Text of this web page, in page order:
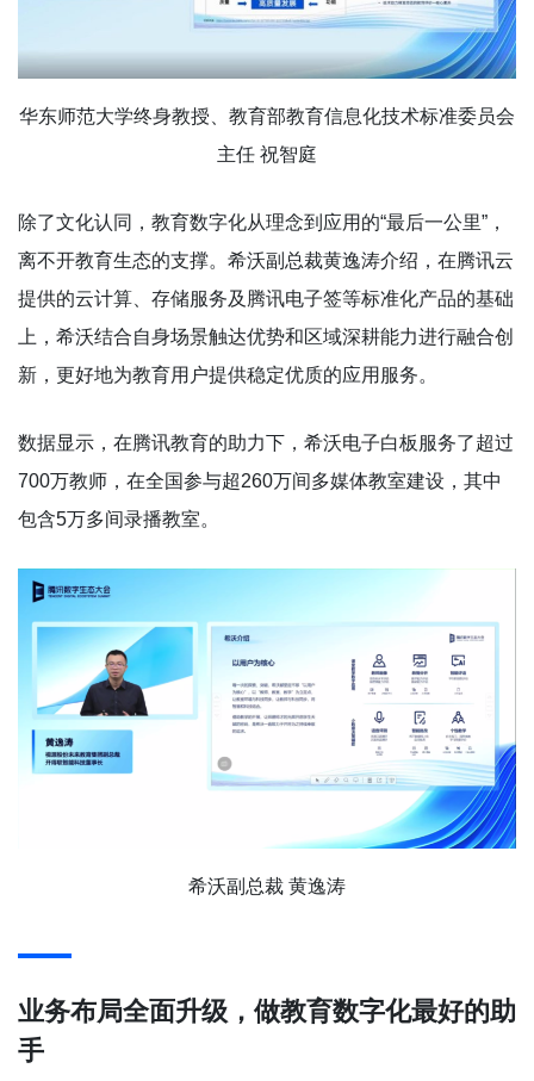
华东师范大学终身教授、教育部教育信息化技术标准委员会
主任 祝智庭
除了文化认同，教育数字化从理念到应用的“最后一公里”，
离不开教育生态的支撑。希沃副总裁黄逸涛介绍，在腾讯云
提供的云计算、存储服务及腾讯电子签等标准化产品的基础
上，希沃结合自身场景触达优势和区域深耕能力进行融合创
新，更好地为教育用户提供稳定优质的应用服务。
数据显示，在腾讯教育的助力下，希沃电子白板服务了超过
700万教师，在全国参与超260万间多媒体教室建设，其中
包含5万多间录播教室。
希沃副总裁 黄逸涛
业务布局全面升级，做教育数字化最好的助
手